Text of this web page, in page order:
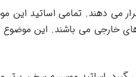
می دهند. تمامی اساتید این
می باشند. این موضوع